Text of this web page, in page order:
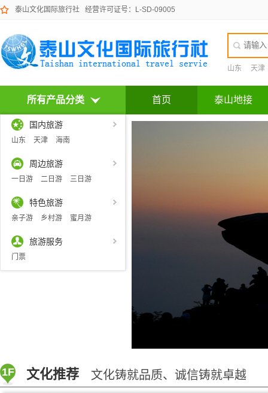
泰山文化国际旅行社 经营许可证号：L-SD-09005
山东 天津
所有产品分类 首页 泰山地接
国内旅游
山东 天津 海南
周边旅游
一日游 二日游 三日游
特色旅游
亲子游 乡村游 蜜月游
旅游服务
门票
1F 文化推荐 文化铸就品质、诚信铸就卓越